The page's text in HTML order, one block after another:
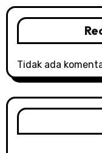
Tidak ada